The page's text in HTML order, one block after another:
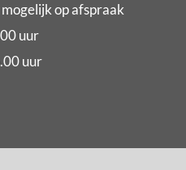
op afspraak
uur
uur